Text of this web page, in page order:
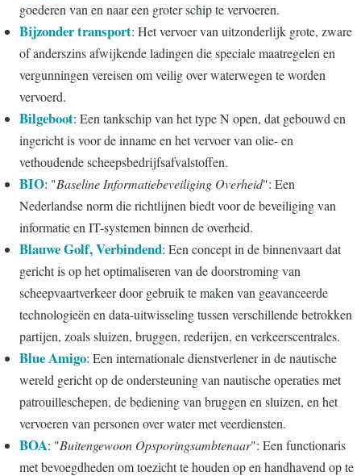
goederen van en naar een groter schip te vervoeren.
Bijzonder transport: Het vervoer van uitzonderlijk grote, zware
of anderszins afwijkende ladingen die speciale maatregelen en
vergunningen vereisen om veilig over waterwegen te worden
vervoerd.
Bilgeboot: Een tankschip van het type N open, dat gebouwd en
ingericht is voor de inname en het vervoer van olie- en
vethoudende scheepsbedrijfsafvalstoffen.
BIO: "Baseline Informatiebeveiliging Overheid": Een
Nederlandse norm die richtlijnen biedt voor de beveiliging van
informatie en IT-systemen binnen de overheid.
Blauwe Golf, Verbindend: Een concept in de binnenvaart dat
gericht is op het optimaliseren van de doorstroming van
scheepvaartverkeer door gebruik te maken van geavanceerde
technologieën en data-uitwisseling tussen verschillende betrokken
partijen, zoals sluizen, bruggen, rederijen, en verkeerscentrales.
Blue Amigo: Een internationale dienstverlener in de nautische
wereld gericht op de ondersteuning van nautische operaties met
patrouilleschepen, de bediening van bruggen en sluizen, en het
vervoeren van personen over water met veerdiensten.
BOA: "Buitengewoon Opsporingsambtenaar": Een functionaris
met bevoegdheden om toezicht te houden op en handhavend op te